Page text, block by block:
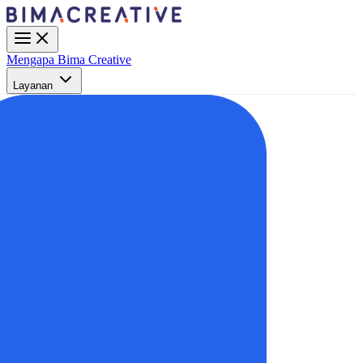
Mengapa Bima Creative
Layanan